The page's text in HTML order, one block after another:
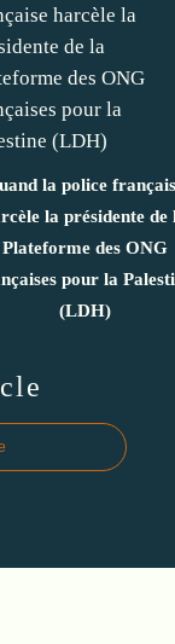
la police
la présidente de
Plateforme des ONG
pour la
(LDH)